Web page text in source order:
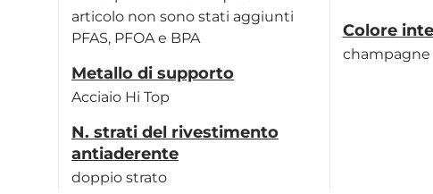
articolo non sono stati aggiunti
PFAS, PFOA e BPA
Metallo di supporto
Acciaio Hi Top
N. strati del rivestimento
antiaderente
doppio strato
Colore
champagne